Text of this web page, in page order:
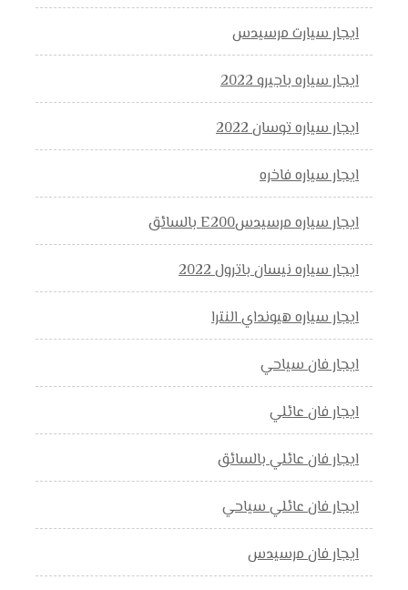
ايجار سيارت مرسيدس
ايجار سياره باجيرو 2022
ايجار سياره توسان 2022
ايجار سياره فاخره
ايجار سياره مرسيدسE200 بالسائق
ايجار سياره نيسان باترول 2022
ايجار سياره هيونداي النترا
ايجار فان سياحي
ايجار فان عائلي
ايجار فان عائلي بالسائق
ايجار فان عائلي سياحي
ايجار فان مرسيدس